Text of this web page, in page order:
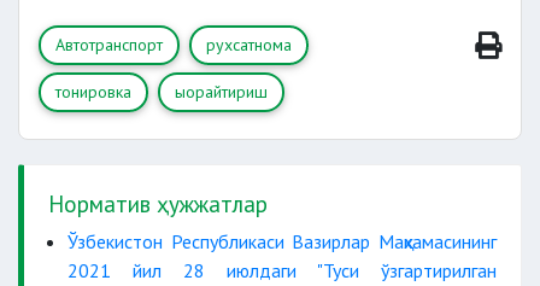
Автотранспорт рухсатнома
тонировка ыорайтириш
Норматив ҳужжатлар
Ўзбекистон Республикаси Вазирлар Маҳкамасининг
2021 йил 28 июлдаги "Туси ўзгартирилган